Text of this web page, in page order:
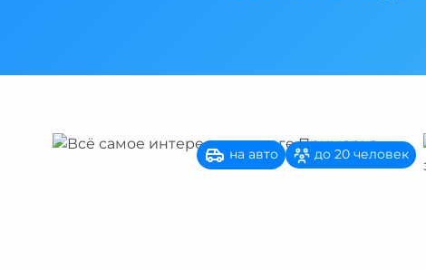
на авто до 20 человек